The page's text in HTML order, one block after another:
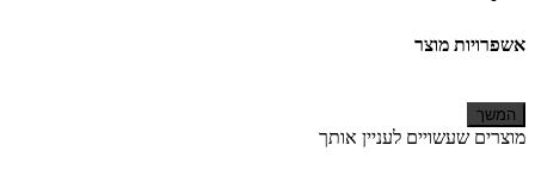
אשפרויות מוצר
המשך
מוצרים שעשויים לעניין אותך